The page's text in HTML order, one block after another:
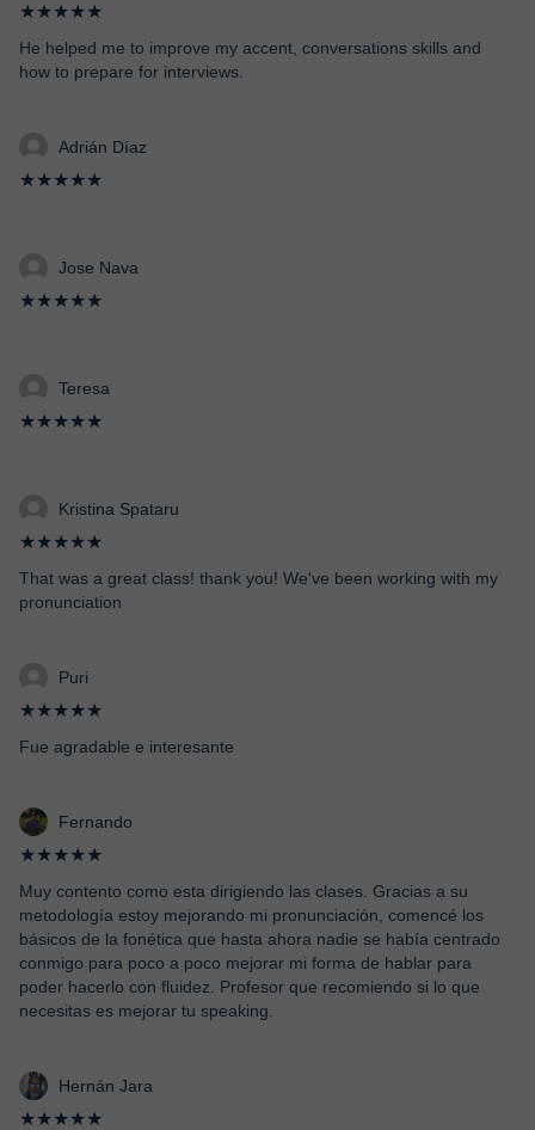
★★★★★
He helped me to improve my accent, conversations skills and
how to prepare for interviews.
Adrián Díaz
★★★★★
Jose Nava
★★★★★
Teresa
★★★★★
Kristina Spataru
★★★★★
That was a great class! thank you! We've been working with my
pronunciation
Puri
★★★★★
Fue agradable e interesante
Fernando
★★★★★
Muy contento como esta dirigiendo las clases. Gracias a su
metodología estoy mejorando mi pronunciación, comencé los
básicos de la fonética que hasta ahora nadie se había centrado
conmigo para poco a poco mejorar mi forma de hablar para
poder hacerlo con fluidez. Profesor que recomiendo si lo que
necesitas es mejorar tu speaking.
Hernán Jara
★★★★★